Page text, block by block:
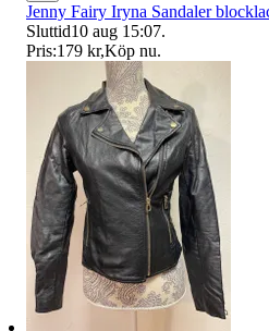
Jenny Fairy Iryna Sandaler
Sluttid10 aug 15:07.
Pris:179 kr,Köp nu.